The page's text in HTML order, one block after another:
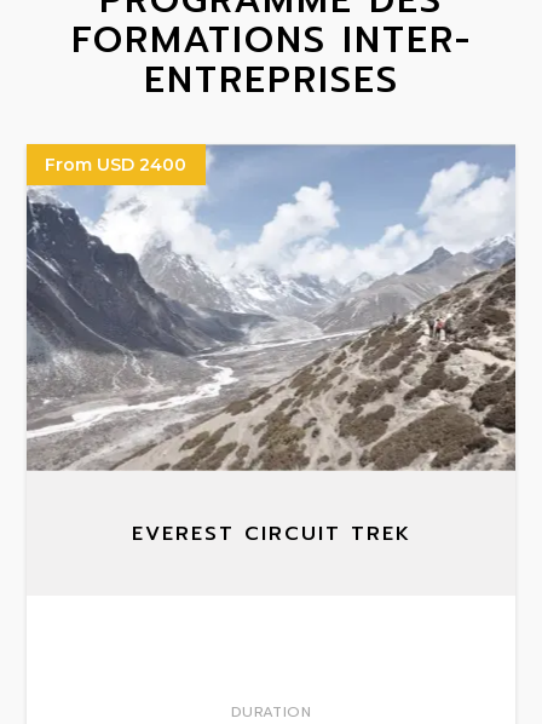
FORMATIONS INTER-
ENTREPRISES
EVEREST CIRCUIT TREK
From USD 2400
DURATION